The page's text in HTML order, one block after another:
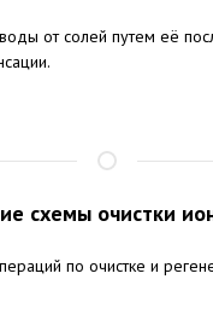
от солей путем её
схемы очистки
по очистке и